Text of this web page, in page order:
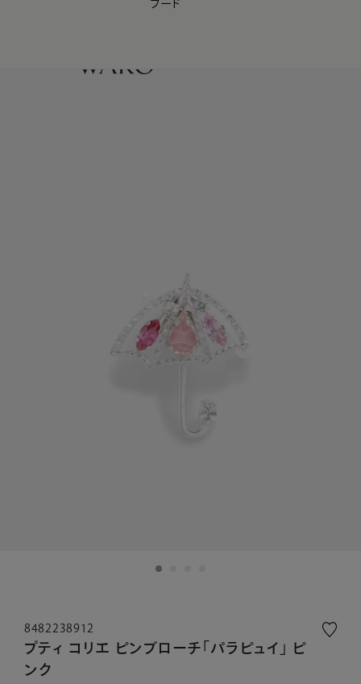
【会員様限定】夏のプレゼントキャンペーン開催中
フード
8482238912
プティ コリエ ピンブローチ「パラピュイ」 ピ
ンク